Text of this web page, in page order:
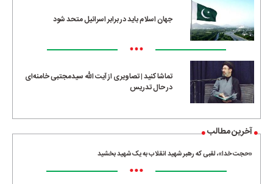
جهان اسلام باید در برابر اسرائیل متحد شود
•••
تماشا کنید | تصاویری از آیت الله سیدمجتبی خامنه‌ای
در حال تدریس
آخرین مطالب
«حجت خدا»، لقبی که رهبر شهید انقلاب به یک شهید بخشید
•••